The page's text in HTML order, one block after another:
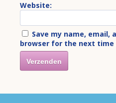
Website:
Save my name, email,
browser for the next